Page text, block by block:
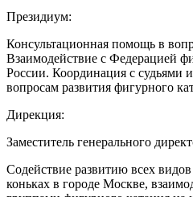
Президиум:
Консультационная помощь в
Взаимодействие с Федерацией
России. Координация с судьями
вопросам развития фигурного
Дирекция:
Заместитель генерального
Содействие развитию всех
коньках в городе Москве,